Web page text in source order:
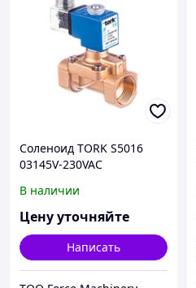
Соленоид TORK S5016
03145V-230VAC
В наличии
Цену уточняйте
Написать